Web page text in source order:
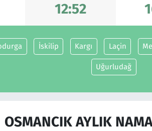
12:52
İskilip Kargı Laçin
Uğurludağ
OSMANCIK AYLIK